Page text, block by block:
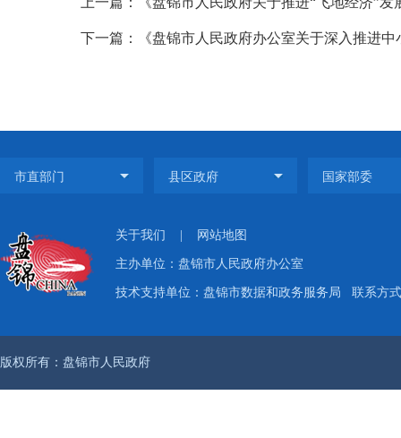
下一篇：《盘锦市人民政府办公室关于深入推进
关于我们 网站地图
主办单位：盘锦市人民政府办公室
技术支持单位：盘锦市数据和政务服务局 联系方
版权所有：盘锦市人民政府